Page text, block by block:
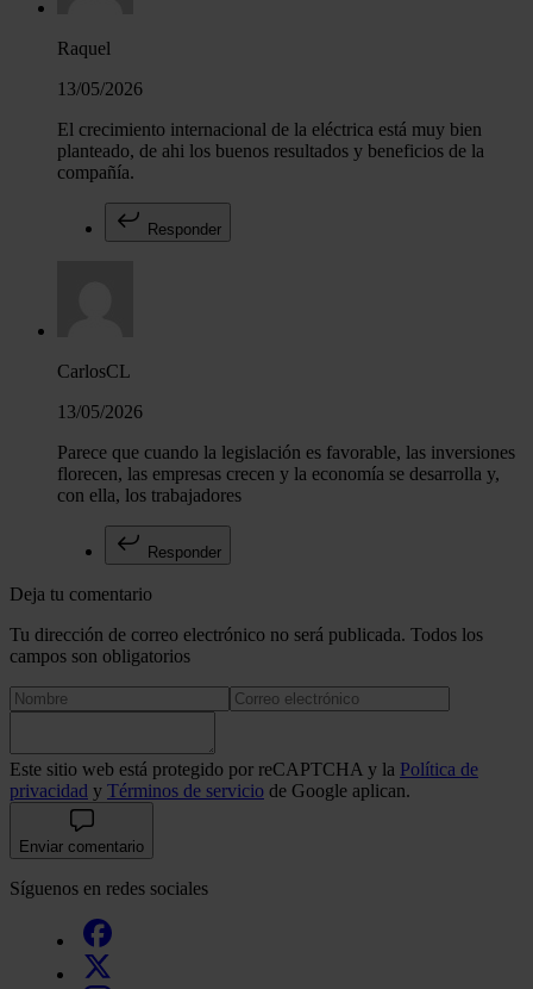
Raquel
13/05/2026
El crecimiento internacional de la eléctrica está muy bien
planteado, de ahi los buenos resultados y beneficios de la
compañía.
Responder
CarlosCL
13/05/2026
Parece que cuando la legislación es favorable, las inversiones
florecen, las empresas crecen y la economía se desarrolla y,
con ella, los trabajadores
Responder
Deja tu comentario
Tu dirección de correo electrónico no será publicada. Todos los
campos son obligatorios
Este sitio web está protegido por reCAPTCHA y la Política de
privacidad y Términos de servicio de Google aplican.
Enviar comentario
Síguenos en redes sociales